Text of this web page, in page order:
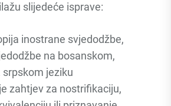
slijedeće isprave:
inostrane svjedodžbe,
na bosanskom,
srpskom jeziku
zahtjev za nostrifikaciju,